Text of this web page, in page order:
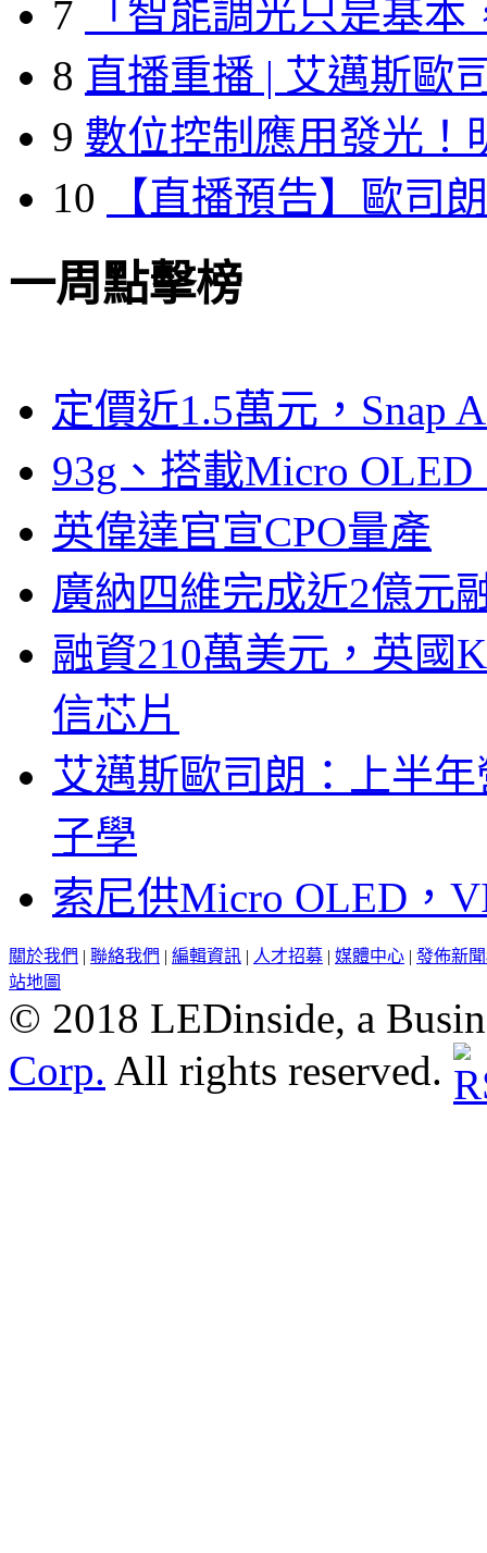
7
「智能調光只是基本
8 直播重播 | 艾邁斯歐
9 數位控制應用發光！
10
【直播預告】歐司
一周點擊榜
定價近1.5萬元，Snap
93g、搭載Micro
英偉達官宣CPO量產
廣納四維完成近2億元
融資210萬美元，英國
信芯片
艾邁斯歐司朗：上半
子學
索尼供Micro OLED，
關於我們 | 聯絡我們 | 編輯資訊 | 人才招募 | 媒體中心 | 發佈新
站地圖
© 2018 LEDinside, a
Corp. All rights reserved.